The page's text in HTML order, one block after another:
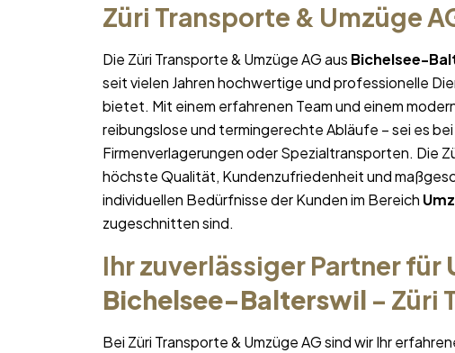
Züri Transporte & Umzüge
Die Züri Transporte & Umzüge AG aus Bichelsee-
seit vielen Jahren hochwertige und professionelle
bietet. Mit einem erfahrenen Team und einem
reibungslose und termingerechte Abläufe – sei es
Firmenverlagerungen oder Spezialtransporten. Die
höchste Qualität, Kundenzufriedenheit und
individuellen Bedürfnisse der Kunden im Bereich
zugeschnitten sind.
Ihr zuverlässiger Partner für
Bichelsee-Balterswil – Züri
Bei Züri Transporte & Umzüge AG sind wir Ihr